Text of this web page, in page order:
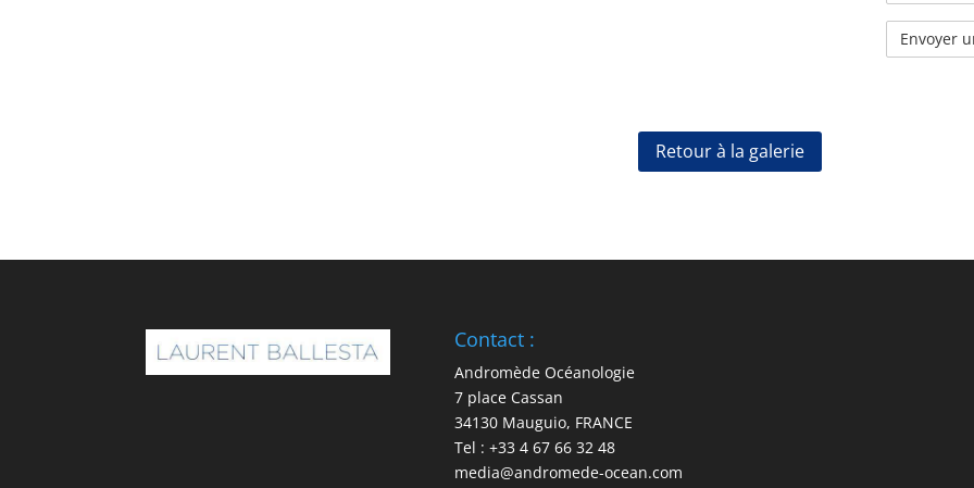
Retour à la galerie
Contact :
Andromède Océanologie
7 place Cassan
34130 Mauguio, FRANCE
Tel : +33 4 67 66 32 48
media@andromede-ocean.com